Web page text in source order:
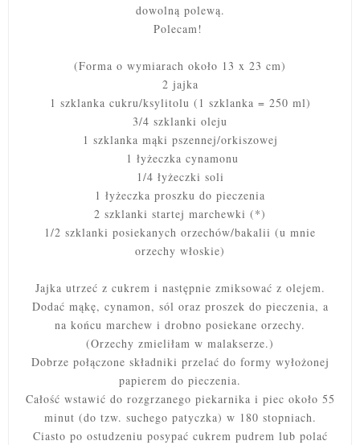
dowolną polewą.
Polecam!
(Forma o wymiarach około 13 x 23 cm)
2 jajka
1 szklanka cukru/ksylitolu (1 szklanka = 250 ml)
3/4 szklanki oleju
1 szklanka mąki pszennej/orkiszowej
1 łyżeczka cynamonu
1/4 łyżeczki soli
1 łyżeczka proszku do pieczenia
2 szklanki startej marchewki (*)
1/2 szklanki posiekanych orzechów/bakalii (u mnie
orzechy włoskie)
Jajka utrzeć z cukrem i następnie zmiksować z olejem.
Dodać mąkę, cynamon, sól oraz proszek do pieczenia, a
na końcu marchew i drobno posiekane orzechy.
(Orzechy zmieliłam w malakserze.)
Dobrze połączone składniki przelać do formy wyłożonej
papierem do pieczenia.
Całość wstawić do rozgrzanego piekarnika i piec około 55
minut (do tzw. suchego patyczka) w 180 stopniach.
Ciasto po ostudzeniu posypać cukrem pudrem lub polać